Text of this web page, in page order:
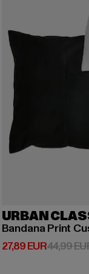
URBAN
Bandana Print
27,89 EUR
Derzeitiger Preis:
44,99